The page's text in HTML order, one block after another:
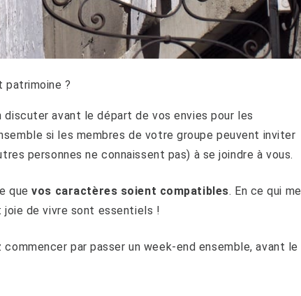
?
discuter avant le départ de vos envies pour les
si les membres de votre groupe peuvent inviter
personnes ne connaissent pas) à se joindre à vous.
quevos caractères soient compatibles. En ce qui me
de vivre sont essentiels !
par passer un week-end ensemble, avant le